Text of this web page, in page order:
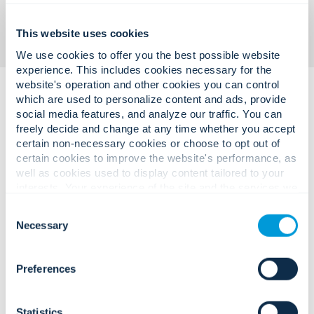
This website uses cookies
We use cookies to offer you the best possible website
experience. This includes cookies necessary for the
website's operation and other cookies you can control
which are used to personalize content and ads, provide
social media features, and analyze our traffic. You can
freely decide and change at any time whether you accept
certain non-necessary cookies or choose to opt out of
certain cookies to improve the website's performance, as
well as cookies used to display content tailored to your
cookies. Click "Show details" below for more information
about who we share your information with.
Selection
Necessary
Preferences
Des défis opérationnels complexes.
l'emploi.
Augmentation des menaces